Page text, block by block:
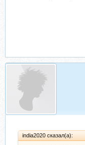
india2020 сказал(а):